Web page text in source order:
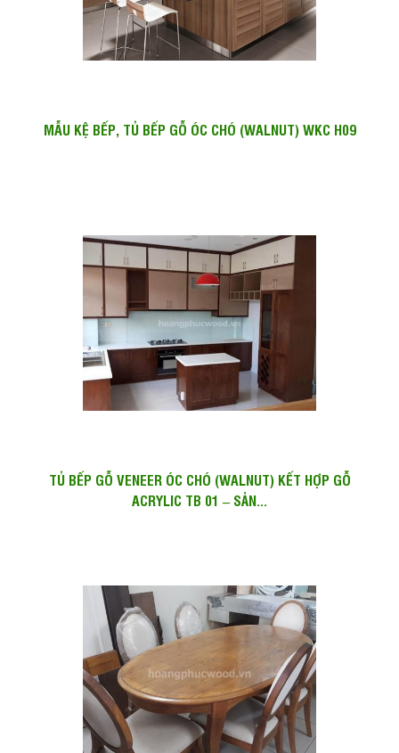
MẪU KỆ BẾP, TỦ BẾP GỖ ÓC CHÓ (WALNUT) WKC H09
TỦ BẾP GỖ VENEER ÓC CHÓ (WALNUT) KẾT HỢP GỖ
ACRYLIC TB 01 – SẢN...